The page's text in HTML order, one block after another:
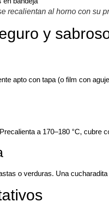
recalientan al horno con su
y
apto con tapa (o film con
a 170–180 °C, cubre
o verduras. Una